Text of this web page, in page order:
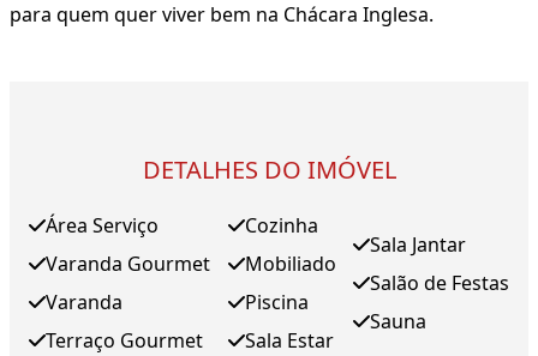
para quem quer viver bem na Chácara Inglesa.
DETALHES DO IMÓVEL
Área Serviço
Varanda Gourmet
Varanda
Terraço Gourmet
Cozinha
Mobiliado
Piscina
Sala Estar
Sala Jantar
Salão de Festas
Sauna